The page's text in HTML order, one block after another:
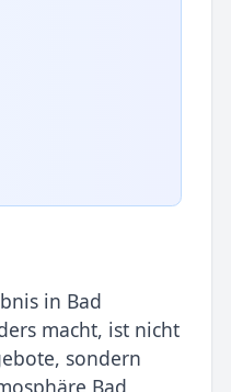
in Bad
macht, ist nicht
sondern